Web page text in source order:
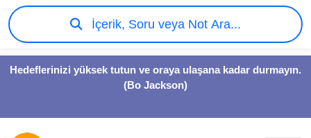
Hedeflerinizi yüksek tutun ve oraya ulaşana kadar durmayın.
(Bo Jackson)
İçerik, Soru veya Not Ara...